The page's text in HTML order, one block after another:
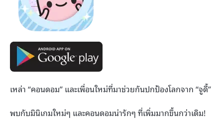
เหล่า “คอนดอม” และเพื่อนใหม่ที่มาช่วยกันปกป้องโลกจาก “จูดี้”
พบกับมินิเกมใหม่ๆ และคอนดอมน่ารักๆ ที่เพิ่มมากขึ้นกว่าเดิม!